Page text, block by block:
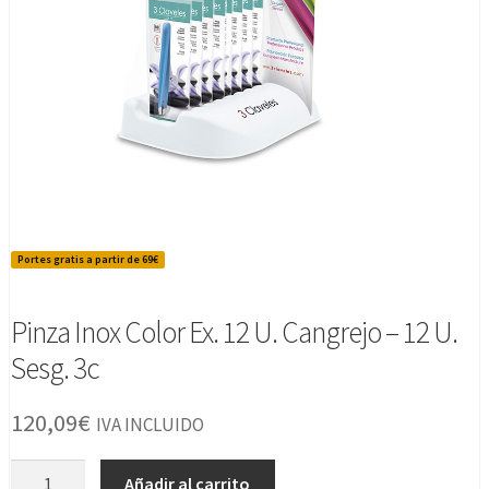
Portes gratis a partir de 69€
Pinza Inox Color Ex. 12 U. Cangrejo – 12 U.
Sesg. 3c
120,09€ IVA INCLUIDO
Añadir al carrito